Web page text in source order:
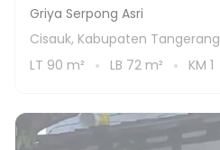
Griya Serpong Asri
Cisauk, Kabupaten Tangerang
LT 90 m² LB 72 m² KM 1